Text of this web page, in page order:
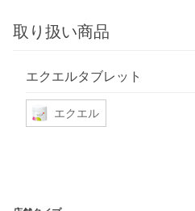
取り扱い商品
エクエルタブレット
エクエル